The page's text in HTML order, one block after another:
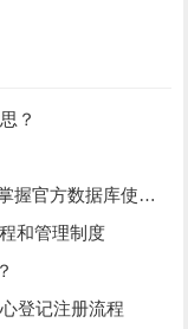
？
方数据库使用技巧
和管理制度
登记注册流程